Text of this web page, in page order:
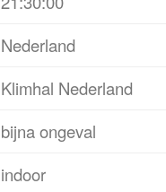
Nederland
Klimhal Nederland
bijna ongeval
indoor